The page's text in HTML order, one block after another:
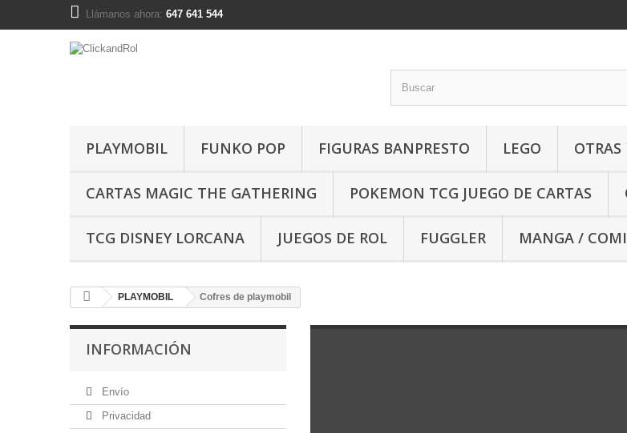
Llámanos ahora: 647 641 544
PLAYMOBIL FUNKO POP FIGURAS BANPRESTO LEGO OTRAS
CARTAS MAGIC THE GATHERING POKEMON TCG JUEGO DE CARTAS
TCG DISNEY LORCANA JUEGOS DE ROL FUGGLER MANGA /
PLAYMOBIL Cofres de playmobil
INFORMACIÓN
Envío
Privacidad